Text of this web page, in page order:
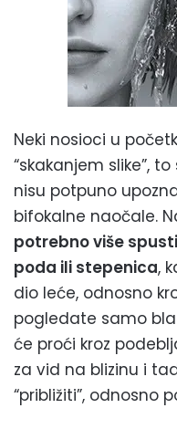
Neki nosioci u
“skakanjem slike”,
nisu potpuno
bifokalne naočale.
potrebno više
poda ili stepenica,
dio leće, odnosno
pogledate samo
će proći kroz
za vid na blizinu i
“približiti”, odnosno